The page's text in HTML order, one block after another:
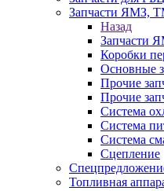
Запчасти ЯМЗ,
Назад
Запчасти
Коробки
Основные
Прочие
Прочие
Система
Система
Система
Сцепление
Топливная